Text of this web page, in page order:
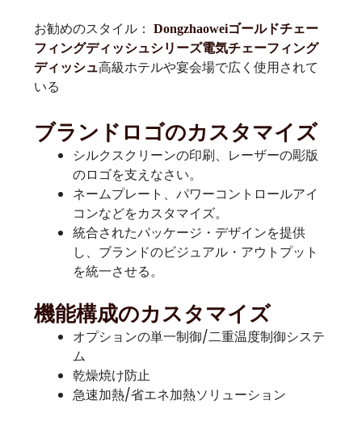
お勧めのスタイル：
Dongzhaoweiゴールドチェー
フィングディッシュシリーズ電気チェーフィング
ディッシュ高級ホテルや宴会場で広く使用されて
いる
ブランドロゴのカスタマイズ
シルクスクリーンの印刷、レーザーの彫版
のロゴを支えなさい。
ネームプレート、パワーコントロールアイ
コンなどをカスタマイズ。
統合されたパッケージ・デザインを提供
し、ブランドのビジュアル・アウトプット
を統一させる。
機能構成のカスタマイズ
オプションの単一制御/二重温度制御システ
ム
乾燥焼け防止
急速加熱/省エネ加熱ソリューション